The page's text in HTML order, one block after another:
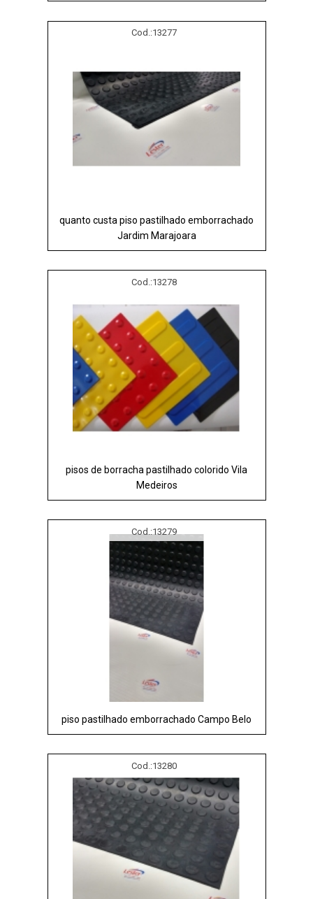
Cod.:13277
quanto custa piso pastilhado emborrachado
Jardim Marajoara
Cod.:13278
pisos de borracha pastilhado colorido Vila
Medeiros
Cod.:13279
piso pastilhado emborrachado Campo Belo
Cod.:13280